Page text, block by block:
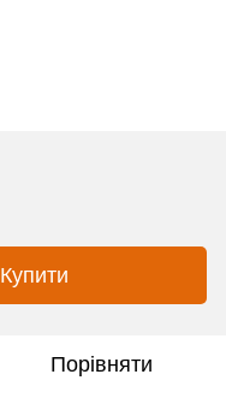
Купити
Порівняти